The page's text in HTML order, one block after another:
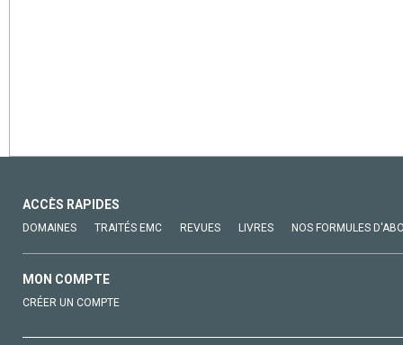
ACCÈS RAPIDES
DOMAINES TRAITÉS EMC REVUES LIVRES NOS FORMULES
MON COMPTE
CRÉER UN COMPTE